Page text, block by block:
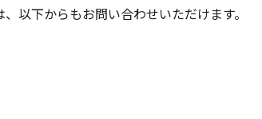
以下からもお問い合わせいただけます。